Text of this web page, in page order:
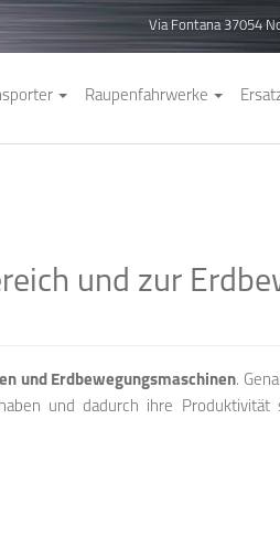
Via Fontana 37054
Raupenfahrwerke
und zur
und Erdbewegungsmaschinen.
und dadurch ihre Produktivität